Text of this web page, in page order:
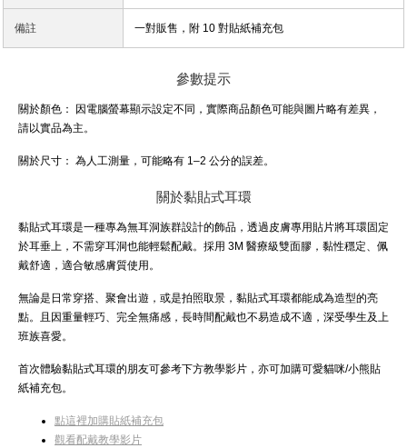
備註 一對販售，附 10 對貼紙補充包
參數提示
關於顏色：
因電腦螢幕顯示設定不同，實際商品顏色可能與圖片略有差異，
請以實品為主。
關於尺寸： 為人工測量，可能略有 1–2 公分的誤差。
關於黏貼式耳環
黏貼式耳環是一種專為無耳洞族群設計的飾品，透過皮膚專用貼片將耳環固定
於耳垂上，不需穿耳洞也能輕鬆配戴。採用 3M 醫療級雙面膠，黏性穩定、佩
戴舒適，適合敏感膚質使用。
無論是日常穿搭、聚會出遊，或是拍照取景，黏貼式耳環都能成為造型的亮
點。且因重量輕巧、完全無痛感，長時間配戴也不易造成不適，深受學生及上
班族喜愛。
首次體驗黏貼式耳環的朋友可參考下方教學影片，亦可加購可愛貓咪/小熊貼
紙補充包。
點這裡加購貼紙補充包
觀看配戴教學影片